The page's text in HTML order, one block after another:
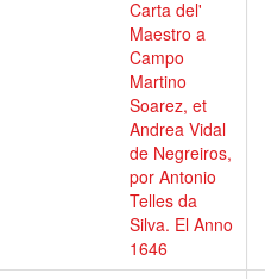
Carta del'
Maestro a
Campo
Martino
Soarez, et
Andrea Vidal
de Negreiros,
por Antonio
Telles da
Silva. El Anno
1646